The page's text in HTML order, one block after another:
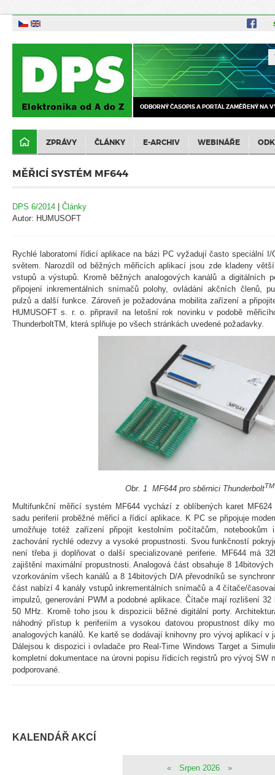
ODBORNÝ ČASOPIS A PORTÁL ZAMĚŘENÝ NA
ZPRÁVY ČLÁNKY E-ARCHIV WEBINÁŘE
MĚŘICÍ SYSTÉM MF644
DPS 6/2014 | Články
Autor: HUMUSOFT
Rychlé laboratorní řídicí aplikace na bázi PC vyžadují často speciální
světem. Narozdíl od běžných měřicích aplikací jsou zde kladeny
vstupů a výstupů. Kromě běžných analogových kanálů a digitálních
připojení inkrementálních snímačů polohy, ovládání akčních členů,
pulzů a další funkce. Zároveň je požadována mobilita zařízení a
HUMUSOFT s. r. o. připravil na letošní rok novinku v podobě
ThunderboltTM, která splňuje po všech stránkách uvedené požadavky.
Obr. 1 MF644 pro sběrnici ThunderboltTM
Multifunkční měřicí systém MF644 vychází z oblíbených karet MF624
sadu periferií proběžné měřicí a řídicí aplikace. K PC se připojuje
umožňuje totéž zařízení připojit kestolním počítačům,
zachování rychlé odezvy a vysoké propustnosti. Svou funkčností
není třeba ji doplňovat o další specializované periferie. MF644 má
zajištění maximální propustnosti. Analogová část obsahuje 8
vzorkováním všech kanálů a 8 14bitových D/A převodníků se
část nabízí 4 kanály vstupů inkrementálních snímačů a 4 čítače/
impulzů, generování PWM a podobné aplikace. Čítače mají rozlišení
50 MHz. Kromě toho jsou k dispozicii běžné digitální porty.
náhodný přístup k periferiím a vysokou datovou propustnost díky
analogových kanálů. Ke kartě se dodávají knihovny pro vývoj aplikací
Dálejsou k dispozici i ovladače pro Real-Time Windows Target a
kompletní dokumentace na úrovni popisu řídicích registrů pro vývoj SW
podporované.
KALENDÁŘ AKCÍ
« Srpen 2026 »